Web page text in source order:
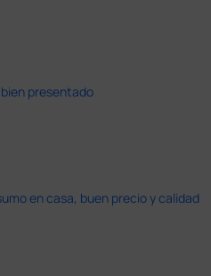
presentado
en casa, buen precio y calidad